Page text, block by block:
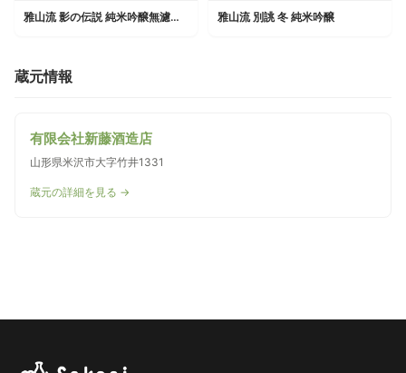
雅山流 影の伝説 純米吟醸無濾過生酒 雅山流 別誂 冬 純米吟醸
蔵元情報
有限会社新藤酒造店
山形県米沢市大字竹井1331
蔵元の詳細を見る →